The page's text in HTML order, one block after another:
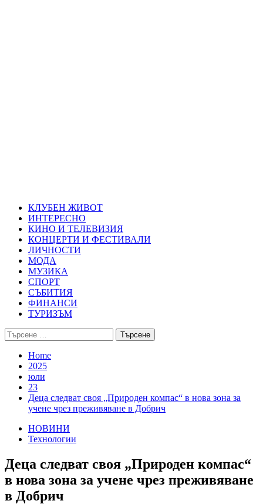
КЛУБЕН ЖИВОТ
ИНТЕРЕСНО
КИНО И ТЕЛЕВИЗИЯ
КОНЦЕРТИ И ФЕСТИВАЛИ
ЛИЧНОСТИ
МОДА
МУЗИКА
СПОРТ
СЪБИТИЯ
ФИНАНСИ
ТУРИЗЪМ
Търсене
за:
Home
2025
юли
23
Деца следват своя „Природен компас“ в нова зона за
учене чрез преживяване в Добрич
НОВИНИ
Технологии
Деца следват своя „Природен компас“
в нова зона за учене чрез преживяване
в Добрич